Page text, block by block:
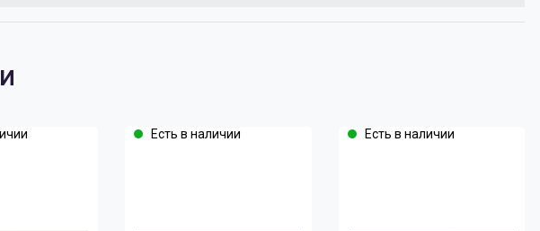
Есть в наличии Есть в наличии